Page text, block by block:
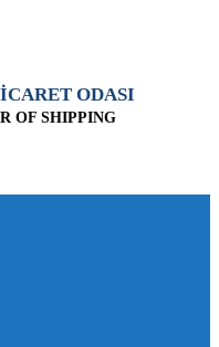
ODASI
OF SHIPPING